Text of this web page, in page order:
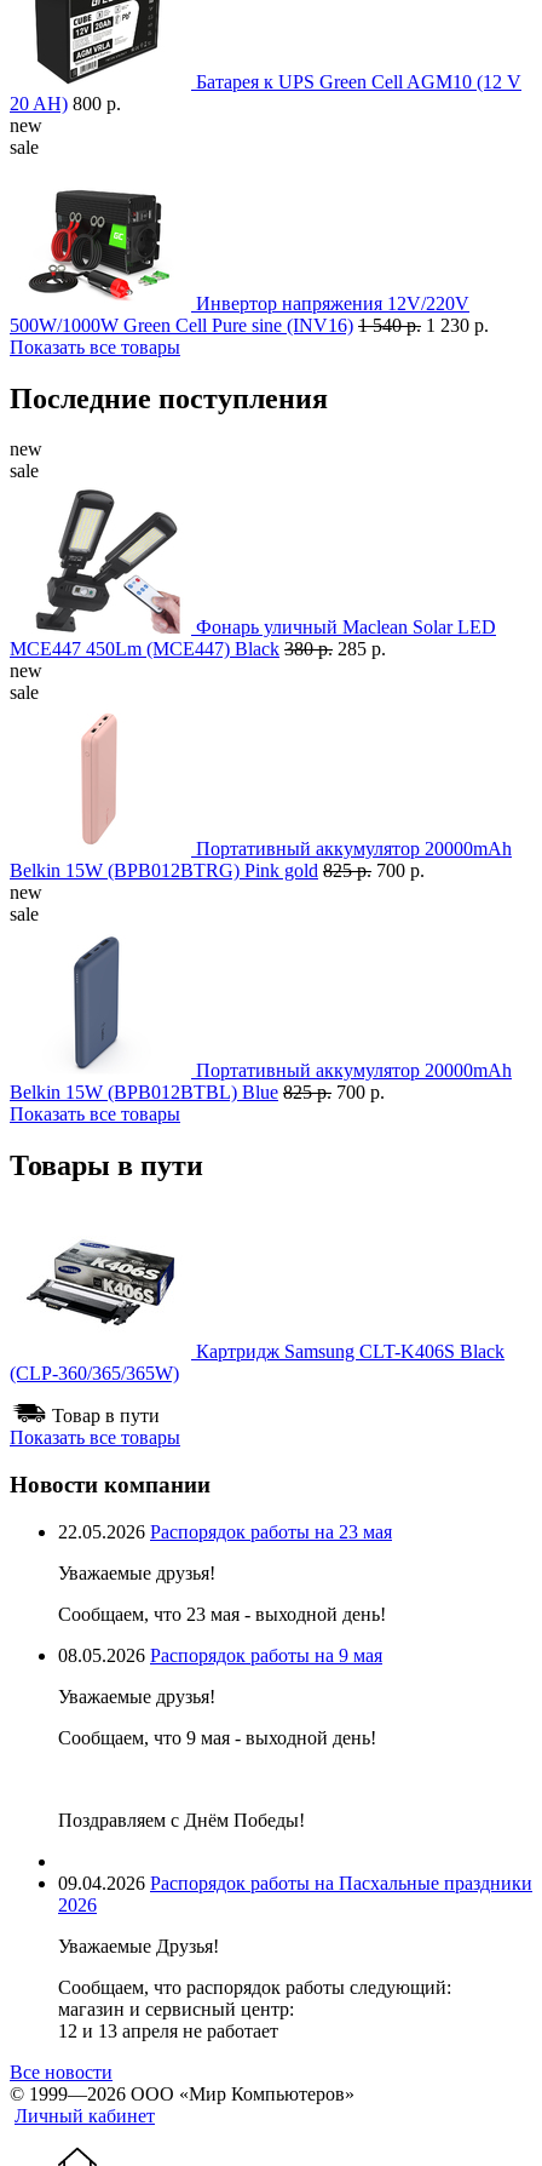
Батарея к UPS Green Cell AGM10 (12 V
20 AH) 800 р.
new
sale
Инвертор напряжения 12V/220V
500W/1000W Green Cell Pure sine (INV16) 1 540 р. 1 230 р.
Показать все товары
Последние поступления
new
sale
Фонарь уличный Maclean Solar LED
MCE447 450Lm (MCE447) Black 380 р. 285 р.
new
sale
Портативный аккумулятор 20000mAh
Belkin 15W (BPB012BTRG) Pink gold 825 р. 700 р.
new
sale
Портативный аккумулятор 20000mAh
Belkin 15W (BPB012BTBL) Blue 825 р. 700 р.
Показать все товары
Товары в пути
Картридж Samsung CLT-K406S Black
(CLP-360/365/365W)
Товар в пути
Показать все товары
Новости компании
22.05.2026 Распорядок работы на 23 мая
Уважаемые друзья!
Сообщаем, что 23 мая - выходной день!
08.05.2026 Распорядок работы на 9 мая
Уважаемые друзья!
Сообщаем, что 9 мая - выходной день!
Поздравляем с Днём Победы!
09.04.2026 Распорядок работы на Пасхальные праздники
2026
Уважаемые Друзья!
Сообщаем, что распорядок работы следующий:
магазин и сервисный центр:
12 и 13 апреля не работает
Все новости
© 1999—2026 ООО «Мир Компьютеров»
Личный кабинет